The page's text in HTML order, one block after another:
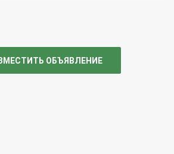
ОБЪЯВЛЕНИЕ